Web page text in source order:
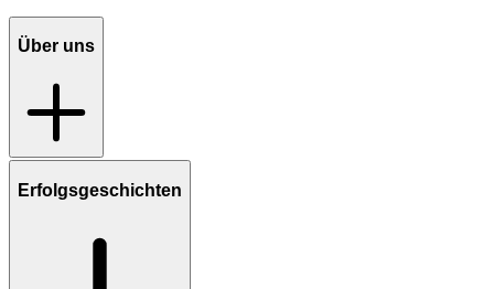
Über uns
Erfolgsgeschichten